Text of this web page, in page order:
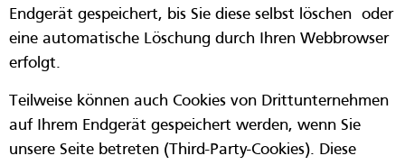
Endgerät gespeichert, bis Sie diese selbst löschen oder
eine automatische Löschung durch Ihren Webbrowser
erfolgt.
Teilweise können auch Cookies von Drittunternehmen
auf Ihrem Endgerät gespeichert werden, wenn Sie
unsere Seite betreten (Third-Party-Cookies). Diese